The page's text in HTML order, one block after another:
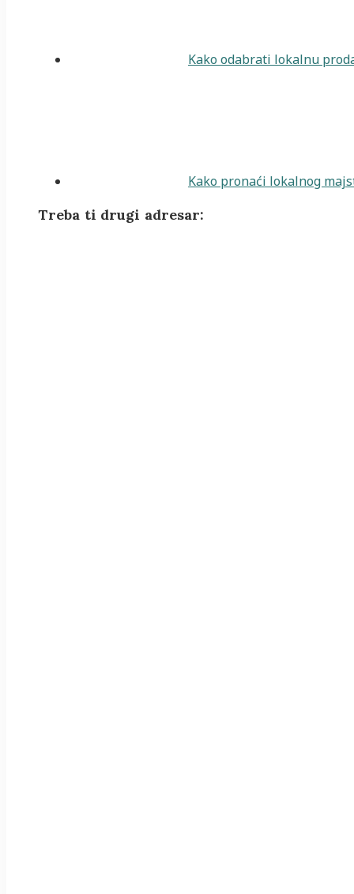
Kako odabrati lokalnu
Kako pronaći lokalnog
Treba ti drugi adresar: